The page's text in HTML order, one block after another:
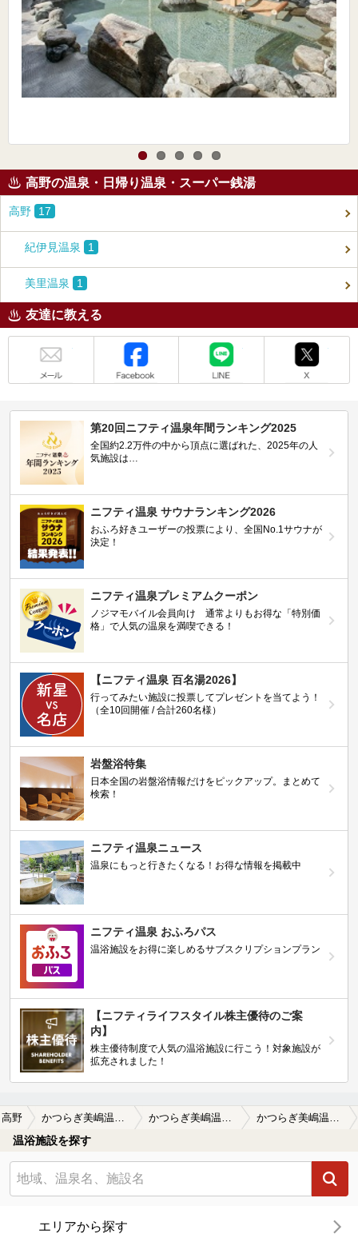
高野の温泉・日帰り温泉・スーパー銭湯
高野 17
紀伊見温泉 1
美里温泉 1
友達に教える
第20回ニフティ温泉年間ランキング2025
全国約2.2万件の中から頂点に選ばれた、2025年の人
気施設は…
ニフティ温泉 サウナランキング2026
おふろ好きユーザーの投票により、全国No.1サウナが
決定！
ニフティ温泉プレミアムクーポン
ノジマモバイル会員向け 通常よりもお得な「特別価
格」で人気の温泉を満喫できる！
【ニフティ温泉 百名湯2026】
行ってみたい施設に投票してプレゼントを当てよう！
（全10回開催 / 合計260名様）
岩盤浴特集
日本全国の岩盤浴情報だけをピックアップ。まとめて
検索！
ニフティ温泉ニュース
温泉にもっと行きたくなる！お得な情報を掲載中
ニフティ温泉 おふろパス
温浴施設をお得に楽しめるサブスクリプションプラン
【ニフティライフスタイル株主優待のご案
内】
株主優待制度で人気の温浴施設に行こう！対象施設が
拡充されました！
高野
温浴施設を探す
エリアから探す